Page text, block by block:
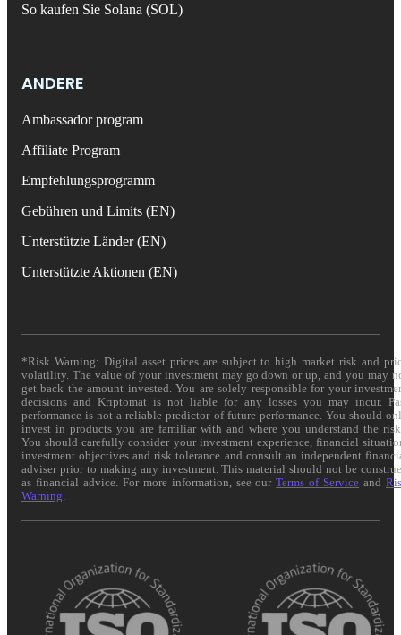
So kaufen Sie Solana (SOL)
ANDERE
Ambassador program
Affiliate Program
Empfehlungsprogramm
Gebühren und Limits (EN)
Unterstützte Länder (EN)
Unterstützte Aktionen (EN)
*Risk Warning: Digital asset prices are subject to high market risk and
volatility. The value of your investment may go down or up, and you may
get back the amount invested. You are solely responsible for your
decisions and Kriptomat is not liable for any losses you may incur.
performance is not a reliable predictor of future performance. You should
invest in products you are familiar with and where you understand the
You should carefully consider your investment experience, financial
investment objectives and risk tolerance and consult an independent
adviser prior to making any investment. This material should not be
as financial advice. For more information, see ourTerms of Service and
Warning